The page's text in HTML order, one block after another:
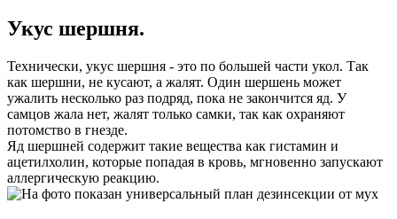
Укус шершня.
Технически, укус шершня - это по большей части укол. Так
как шершни, не кусают, а жалят. Один шершень может
ужалить несколько раз подряд, пока не закончится яд. У
самцов жала нет, жалят только самки, так как охраняют
потомство в гнезде.
Яд шершней содержит такие вещества как гистамин и
ацетилхолин, которые попадая в кровь, мгновенно запускают
аллергическую реакцию.